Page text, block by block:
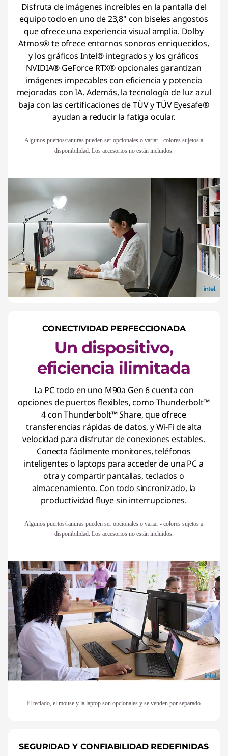
Disfruta de imágenes increíbles en la pantalla del
equipo todo en uno de 23,8" con biseles angostos
que ofrece una experiencia visual amplia. Dolby
Atmos® te ofrece entornos sonoros enriquecidos,
y los gráficos Intel® integrados y los gráficos
NVIDIA® GeForce RTX® opcionales garantizan
imágenes impecables con eficiencia y potencia
mejoradas con IA. Además, la tecnología de luz azul
baja con las certificaciones de TÜV y TÜV Eyesafe®
ayudan a reducir la fatiga ocular.
Algunos puertos/ranuras pueden ser opcionales o variar - colores sujetos a
disponibilidad. Los accesorios no están incluidos.
El teclado, el mouse y la laptop son opcionales y se venden por separado.
CONECTIVIDAD PERFECCIONADA
Un dispositivo,
eficiencia ilimitada
La PC todo en uno M90a Gen 6 cuenta con
opciones de puertos flexibles, como Thunderbolt™
4 con Thunderbolt™ Share, que ofrece
transferencias rápidas de datos, y Wi-Fi de alta
velocidad para disfrutar de conexiones estables.
Conecta fácilmente monitores, teléfonos
inteligentes o laptops para acceder de una PC a
otra y compartir pantallas, teclados o
almacenamiento. Con todo sincronizado, la
productividad fluye sin interrupciones.
Algunos puertos/ranuras pueden ser opcionales o variar - colores sujetos a
disponibilidad. Los accesorios no están incluidos.
SEGURIDAD Y CONFIABILIDAD REDEFINIDAS